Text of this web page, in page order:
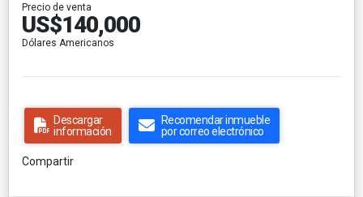
Precio de venta
US$140,000
Dólares Americanos
Descargar
información
Recomendar inmueble
por correo electrónico
Compartir